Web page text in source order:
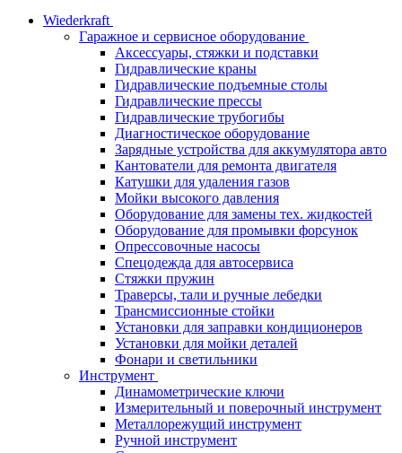
Wiederkraft
Гаражное и сервисное оборудование
Аксессуары, стяжки и подставки
Гидравлические краны
Гидравлические подъемные столы
Гидравлические прессы
Гидравлические трубогибы
Диагностическое оборудование
Зарядные устройства для аккумулятора авто
Кантователи для ремонта двигателя
Катушки для удаления газов
Мойки высокого давления
Оборудование для замены тех. жидкостей
Оборудование для промывки форсунок
Опрессовочные насосы
Спецодежда для автосервиса
Стяжки пружин
Траверсы, тали и ручные лебедки
Трансмиссионные стойки
Установки для заправки кондиционеров
Установки для мойки деталей
Фонари и светильники
Инструмент
Динамометрические ключи
Измерительный и поверочный инструмент
Металлорежущий инструмент
Ручной инструмент